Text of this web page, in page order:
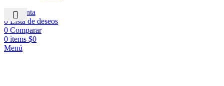
Mi cuenta
0 Lista de deseos
0 Comparar
0 items $0
Menú